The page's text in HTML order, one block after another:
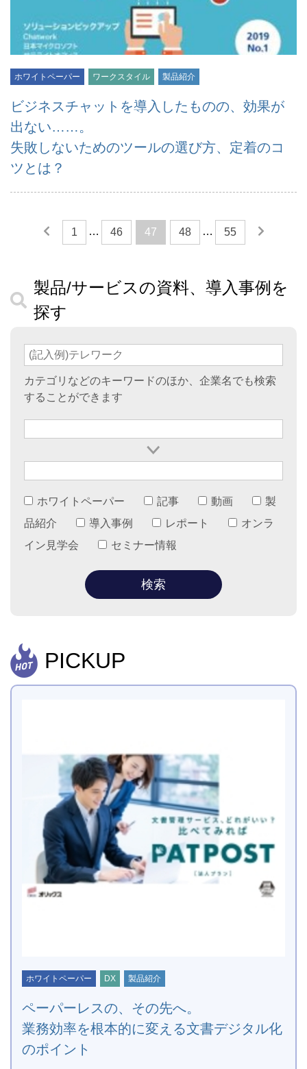
ホワイトペーパー ワークスタイル 製品紹介
ビジネスチャットを導入したものの、効果が
出ない……。
失敗しないためのツールの選び方、定着のコ
ツとは？
1 … 46 47 48 … 55
製品/サービスの資料、導入事例を
探す
カテゴリなどのキーワードのほか、企業名でも検索
することができます
ホワイトペーパー 記事 動画
製
品紹介
導入事例 レポート
オンラ
イン見学会
セミナー情報
PICKUP
ホワイトペーパー DX 製品紹介
ペーパーレスの、その先へ。
業務効率を根本的に変える文書デジタル化
のポイント